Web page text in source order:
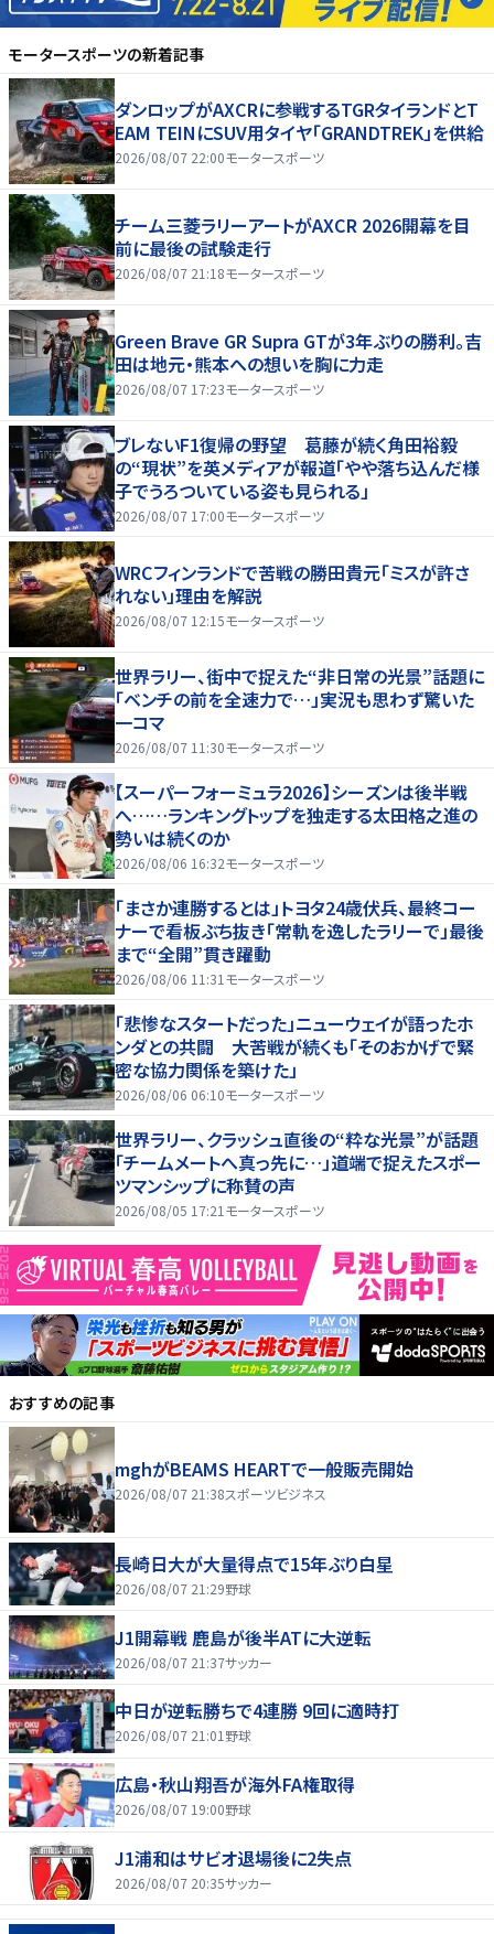
モータースポーツの新着記事
ダンロップがAXCRに参戦するTGRタイランドとT
EAM TEINにSUV用タイヤ「GRANDTREK」を供給
2026/08/07 22:00モータースポーツ
チーム三菱ラリーアートがAXCR 2026開幕を目
前に最後の試験走行
2026/08/07 21:18モータースポーツ
Green Brave GR Supra GTが3年ぶりの勝利。吉
田は地元・熊本への想いを胸に力走
2026/08/07 17:23モータースポーツ
ブレないF1復帰の野望 葛藤が続く角田裕毅
の“現状”を英メディアが報道「やや落ち込んだ様
子でうろついている姿も見られる」
2026/08/07 17:00モータースポーツ
WRCフィンランドで苦戦の勝田貴元「ミスが許さ
れない」理由を解説
2026/08/07 12:15モータースポーツ
世界ラリー、街中で捉えた“非日常の光景”話題に
「ベンチの前を全速力で…」実況も思わず驚いた
一コマ
2026/08/07 11:30モータースポーツ
【スーパーフォーミュラ2026】シーズンは後半戦
へ……ランキングトップを独走する太田格之進の
勢いは続くのか
2026/08/06 16:32モータースポーツ
「まさか連勝するとは」トヨタ24歳伏兵、最終コー
ナーで看板ぶち抜き「常軌を逸したラリーで」最後
まで“全開”貫き躍動
2026/08/06 11:31 モータースポーツ
「悲惨なスタートだった」ニューウェイが語ったホ
ンダとの共闘 大苦戦が続くも「そのおかげで緊
密な協力関係を築けた」
2026/08/06 06:10モータースポーツ
世界ラリー、クラッシュ直後の“粋な光景”が話題
「チームメートへ真っ先に…」道端で捉えたスポー
ツマンシップに称賛の声
2026/08/05 17:21 モータースポーツ
おすすめの記事
mghがBEAMS HEARTで一般販売開始
2026/08/07 21:38スポーツビジネス
長崎日大が大量得点で15年ぶり白星
2026/08/07 21:29野球
J1開幕戦 鹿島が後半ATに大逆転
2026/08/07 21:37サッカー
中日が逆転勝ちで4連勝 9回に適時打
2026/08/07 21:01 野球
広島・秋山翔吾が海外FA権取得
2026/08/07 19:00野球
J1浦和はサビオ退場後に2失点
2026/08/07 20:35サッカー